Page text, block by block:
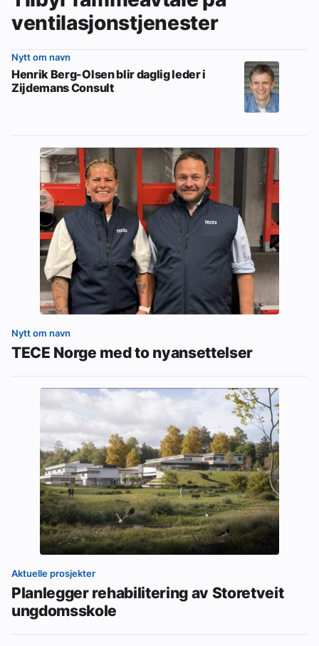
ventilasjonstjenester
Nytt om navn
Henrik Berg-Olsen blir daglig leder i
Zijdemans Consult
Nytt om navn
TECE Norge med to nyansettelser
Aktuelle prosjekter
Planlegger rehabilitering av Storetveit
ungdomsskole